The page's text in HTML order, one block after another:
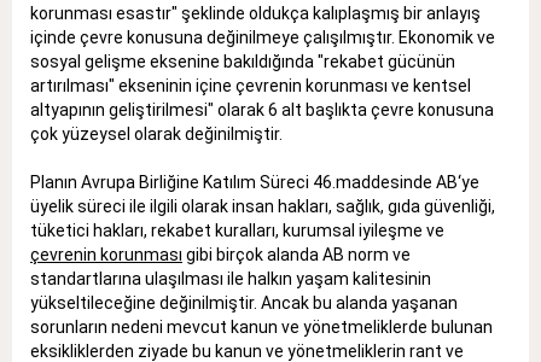
korunması esastır" şeklinde oldukça kalıplaşmış bir anlayış
içinde çevre konusuna değinilmeye çalışılmıştır. Ekonomik ve
sosyal gelişme eksenine bakıldığında "rekabet gücünün
artırılması" ekseninin içine çevrenin korunması ve kentsel
altyapının geliştirilmesi" olarak 6 alt başlıkta çevre konusuna
çok yüzeysel olarak değinilmiştir.
Planın Avrupa Birliğine Katılım Süreci 46.maddesinde AB‘ye
üyelik süreci ile ilgili olarak insan hakları, sağlık, gıda güvenliği,
tüketici hakları, rekabet kuralları, kurumsal iyileşme ve
çevrenin korunması gibi birçok alanda AB norm ve
standartlarına ulaşılması ile halkın yaşam kalitesinin
yükseltileceğine değinilmiştir. Ancak bu alanda yaşanan
sorunların nedeni mevcut kanun ve yönetmeliklerde bulunan
eksikliklerden ziyade bu kanun ve yönetmeliklerin rant ve